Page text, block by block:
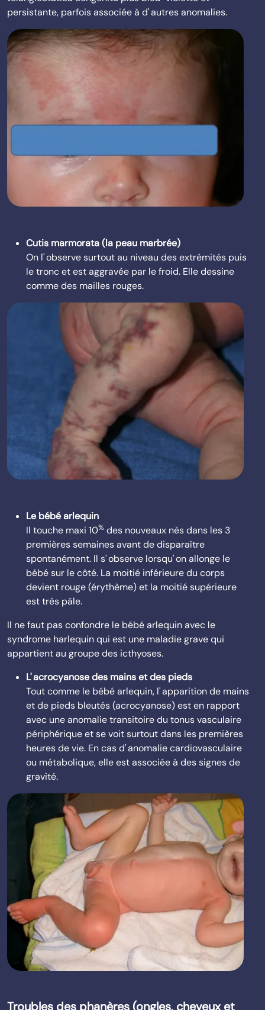
persistante, parfois associée à d' autres anomalies.
Cutis marmorata (la peau marbrée)
On l' observe surtout au niveau des extrémités puis
le tronc et est aggravée par le froid. Elle dessine
comme des mailles rouges.
Le bébé arlequin
Il touche maxi 10% des nouveaux nés dans les 3
premières semaines avant de disparaître
spontanément. Il s' observe lorsqu' on allonge le
bébé sur le côté. La moitié inférieure du corps
devient rouge (érythème) et la moitié supérieure
est très pâle.
Il ne faut pas confondre le bébé arlequin avec le
syndrome harlequin qui est une maladie grave qui
appartient au groupe des icthyoses.
L' acrocyanose des mains et des pieds
Tout comme le bébé arlequin, l' apparition de mains
et de pieds bleutés (acrocyanose) est en rapport
avec une anomalie transitoire du tonus vasculaire
périphérique et se voit surtout dans les premières
heures de vie. En cas d' anomalie cardiovasculaire
ou métabolique, elle est associée à des signes de
gravité.
Troubles des phanères (ongles, cheveux et